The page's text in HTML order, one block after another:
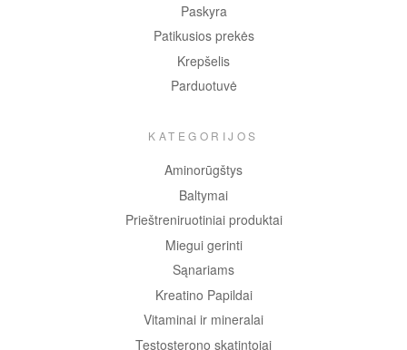
Paskyra
Patikusios prekės
Krepšelis
Parduotuvė
KATEGORIJOS
Aminorūgštys
Baltymai
Prieštreniruotiniai produktai
Miegui gerinti
Sąnariams
Kreatino Papildai
Vitaminai ir mineralai
Testosterono skatintojai